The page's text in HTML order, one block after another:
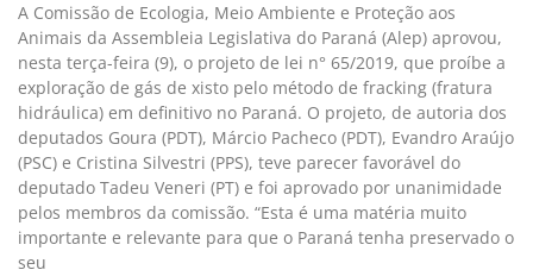
A Comissão de Ecologia, Meio Ambiente e Proteção aos
Animais da Assembleia Legislativa do Paraná (Alep) aprovou,
nesta terça-feira (9), o projeto de lei n° 65/2019, que proíbe a
exploração de gás de xisto pelo método de fracking (fratura
hidráulica) em definitivo no Paraná. O projeto, de autoria dos
deputados Goura (PDT), Márcio Pacheco (PDT), Evandro Araújo
(PSC) e Cristina Silvestri (PPS), teve parecer favorável do
deputado Tadeu Veneri (PT) e foi aprovado por unanimidade
pelos membros da comissão. “Esta é uma matéria muito
importante e relevante para que o Paraná tenha preservado o
seu